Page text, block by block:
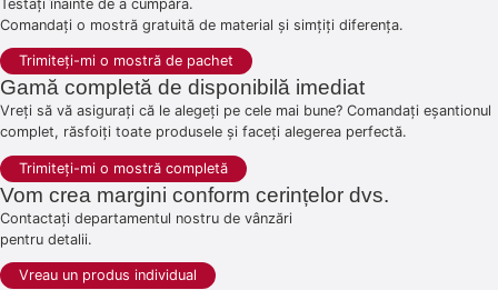
Testați înainte de a cumpăra.
Comandați o mostră gratuită de material și simțiți diferența.
Trimiteți-mi o mostră de pachet
Gamă completă de disponibilă imediat
Vreți să vă asigurați că le alegeți pe cele mai bune? Comandați eșantionul
complet, răsfoiți toate produsele și faceți alegerea perfectă.
Trimiteți-mi o mostră completă
Vom crea margini conform cerințelor dvs.
Contactați departamentul nostru de vânzări
pentru detalii.
Vreau un produs individual